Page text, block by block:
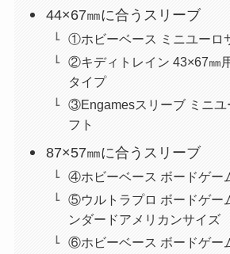
44×67㎜に合うスリーブ
①ホビーベース ミニユーロ
②キディトレイン 43×67㎜
タイプ
③Engamesスリーブ ミニユ
フト
87×57㎜に合うスリーブ
④ホビーベース ボードゲー
⑤ウルトラプロ ボードゲー
ンダードアメリカンサイズ
⑥ホビーベース ボードゲー